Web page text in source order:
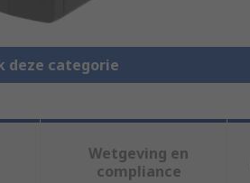
deze categorie
Wetgeving en
compliance